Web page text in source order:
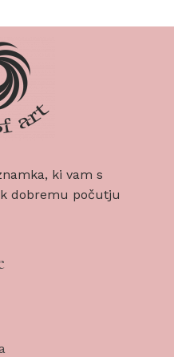
ki vam s
dobremu počutju